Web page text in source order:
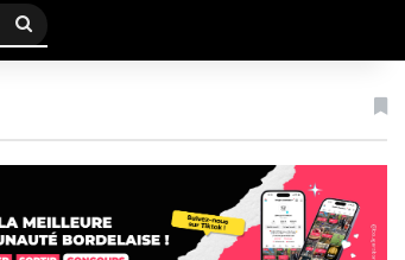
Rechercher